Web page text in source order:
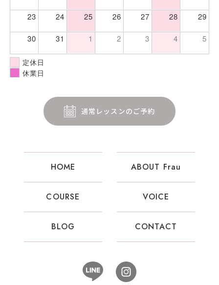
23 24 25 26 27 28 29
30 31 1 2 3 4 5
定休日
休業日
通常レッスンのご予約
HOME ABOUT Frau
COURSE VOICE
BLOG CONTACT